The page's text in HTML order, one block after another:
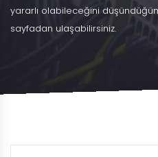
yararlı olabileceğini
sayfadan ulaşabilirsiniz.